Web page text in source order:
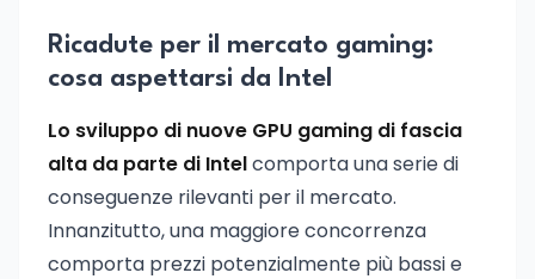
Ricadute per il mercato gaming:
cosa aspettarsi da Intel
Lo sviluppo di nuove GPU gaming di fascia
alta da parte di Intelcomporta una serie di
conseguenze rilevanti per il mercato.
Innanzitutto, una maggiore concorrenza
comporta prezzi potenzialmente più bassi e